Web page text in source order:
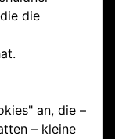
die
an, die –
– kleine